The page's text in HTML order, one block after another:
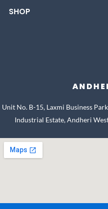
SHOP
Unit No. B-15, Laxmi Business
Industrial Estate, Andheri